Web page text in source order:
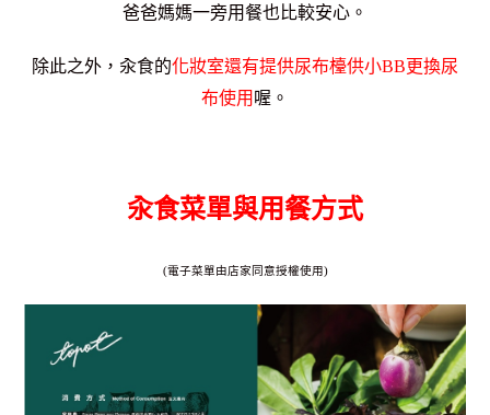
爸爸媽媽一旁用餐也比較安心。
除此之外，汆食的化妝室還有提供尿布檯供小BB更換尿
布使用 喔。
汆食菜單與用餐方式
(電子菜單由店家同意授權使用)